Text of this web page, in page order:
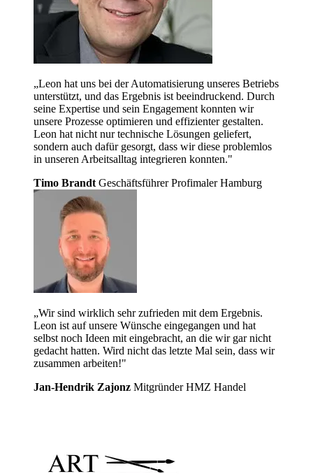
„Leon hat uns bei der Automatisierung unseres Betriebs
unterstützt, und das Ergebnis ist beeindruckend. Durch
seine Expertise und sein Engagement konnten wir
unsere Prozesse optimieren und effizienter gestalten.
Leon hat nicht nur technische Lösungen geliefert,
sondern auch dafür gesorgt, dass wir diese problemlos
in unseren Arbeitsalltag integrieren konnten."
Timo Brandt Geschäftsführer Profimaler Hamburg
„Wir sind wirklich sehr zufrieden mit dem Ergebnis.
Leon ist auf unsere Wünsche eingegangen und hat
selbst noch Ideen mit eingebracht, an die wir gar nicht
gedacht hatten. Wird nicht das letzte Mal sein, dass wir
zusammen arbeiten!"
Jan-Hendrik Zajonz Mitgründer HMZ Handel